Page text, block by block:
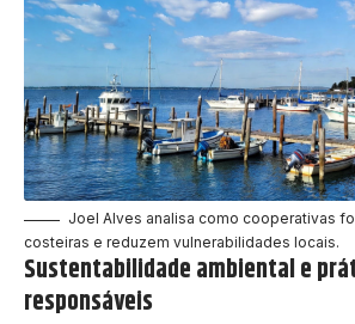
Joel Alves analisa como cooperativas
costeiras e reduzem vulnerabilidades locais.
Sustentabilidade ambiental e
responsáveis